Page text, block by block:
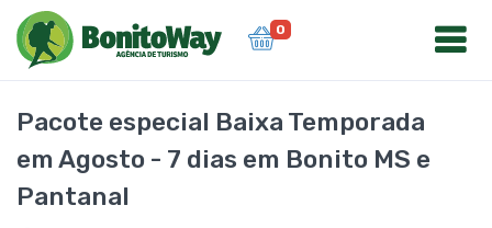
0
Pacote especial Baixa Temporada
em Agosto - 7 dias em Bonito MS e
Pantanal